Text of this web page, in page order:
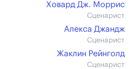
Ховард Дж. Моррис
Сценарист
Алекса Джандж
Сценарист
Жаклин Рейнголд
Сценарист